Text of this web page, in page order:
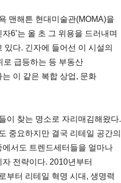
맨해튼 현대미술관(MOMA)을
6’는 올 초 그 위용을 드러내며
다. 긴자에 들어선 이 시설의
로 급등하는 등 부동산
이 같은 복합 상업, 문화
이 찾는 명소로 자리매김해왔다.
중요하지만 결국 리테일 공간의
서도 트렌드세터들을 얼마나
전략이다. 2010년부터
부터 리테일 혁명 시대, 생명력